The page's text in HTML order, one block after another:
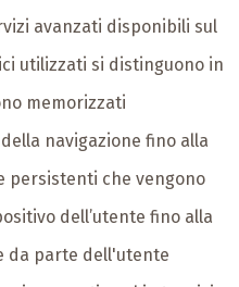
avanzati disponibili sul
utilizzati si distinguono in
memorizzati
navigazione fino alla
persistenti che vengono
dell’utente fino alla
da parte dell'utente